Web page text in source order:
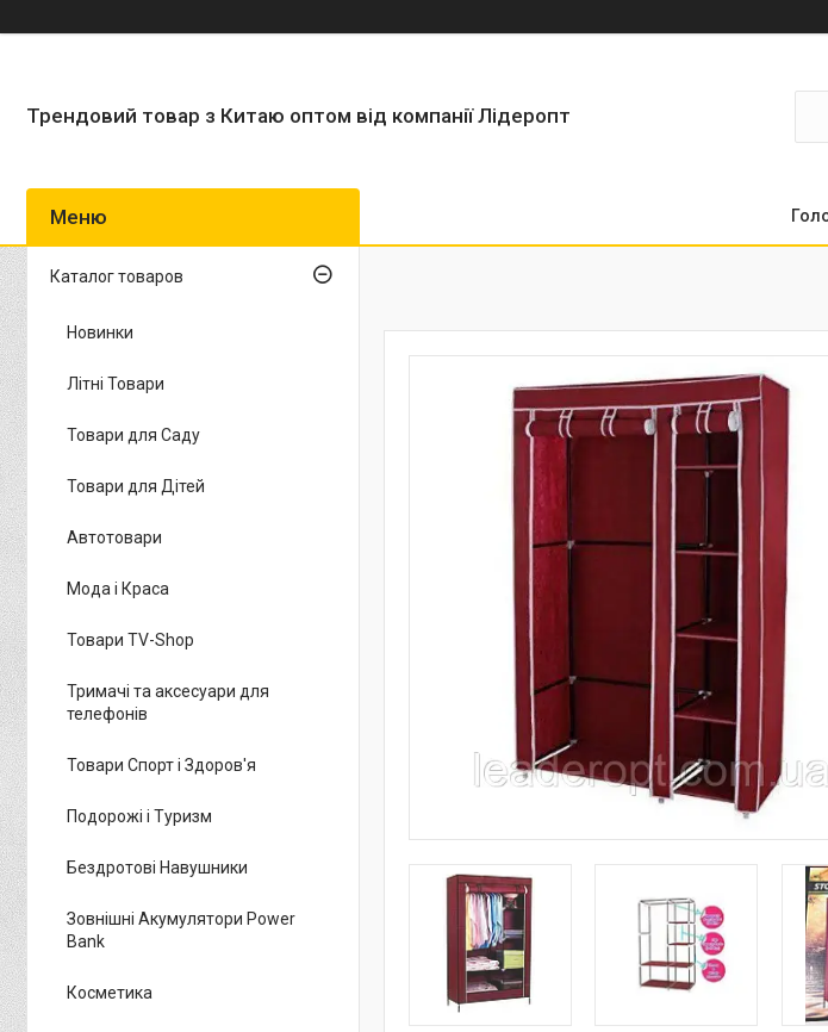
Трендовий товар з Китаю оптом від компанії Лідеропт
Каталог товаров
Новинки
Літні Товари
Товари для Саду
Товари для Дітей
Автотовари
Мода і Краса
Товари TV-Shop
Тримачі та аксесуари для
телефонів
Товари Спорт і Здоров'я
Подорожі і Туризм
Бездротові Навушники
Зовнішні Акумулятори Power
Bank
Косметика